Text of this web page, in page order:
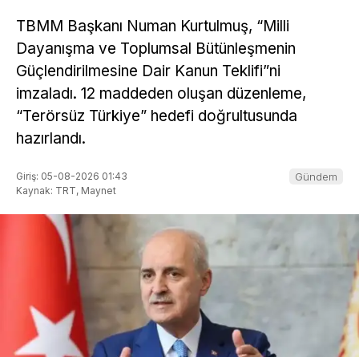
TBMM Başkanı Numan Kurtulmuş, “Milli
Dayanışma ve Toplumsal Bütünleşmenin
Güçlendirilmesine Dair Kanun Teklifi”ni
imzaladı. 12 maddeden oluşan düzenleme,
“Terörsüz Türkiye” hedefi doğrultusunda
hazırlandı.
Giriş: 05-08-2026 01:43
Kaynak: TRT, Maynet
Gündem